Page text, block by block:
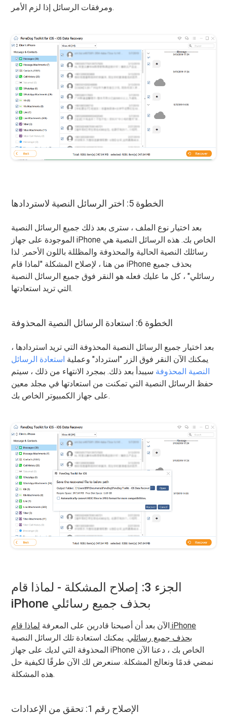
ومرفقات الرسائل إذا لزم الأمر.
الخطوة 5: اختر الرسائل النصية لاستردادها
بعد اختيار نوع الملف ، سترى بعد ذلك جميع الرسائل النصية
الموجودة على جهاز iPhone الخاص بك. هذه الرسائل النصية هي
رسائلك النصية الحالية والمحذوفة والمظللة باللون الأحمر. لذا
من هنا ، لإصلاح المشكلة "لماذا قام iPhone بحذف جميع
رسائلي" ، كل ما عليك فعله هو النقر فوق جميع الرسائل النصية
التي تريد استعادتها.
الخطوة 6: استعادة الرسائل النصية المحذوفة
بعد اختيار جميع الرسائل النصية المحذوفة التي تريد استردادها ،
يمكنك الآن النقر فوق الزر "استرداد" وعملية استعادة الرسائل
النصية المحذوفة سيبدأ بعد ذلك. بمجرد الانتهاء من ذلك ، سيتم
حفظ الرسائل النصية التي تمكنت من استعادتها في مجلد معين
على جهاز الكمبيوتر الخاص بك.
الجزء 3: إصلاح المشكلة - لماذا قام
iPhone بحذف جميع رسائلي
الآن بعد أن أصبحنا قادرين على المعرفة لماذا قام iPhone
بحذف جميع رسائلي. يمكنك استعادة تلك الرسائل النصية
المحذوفة التي لديك على جهاز iPhone الخاص بك ، دعنا الآن
نمضي قدمًا ونعالج المشكلة. سنعرض لك الآن طرقًا لكيفية حل
هذه المشكلة.
الإصلاح رقم 1: تحقق من الإعدادات